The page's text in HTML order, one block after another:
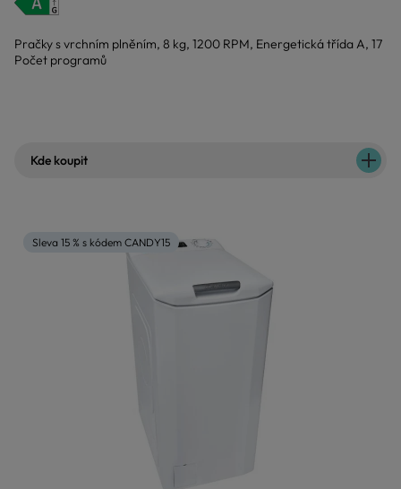
Pračky s vrchním plněním, 8 kg, 1200 RPM, Energetická třída A, 17
Počet programů
Kde koupit
Sleva 15 % s kódem CANDY15